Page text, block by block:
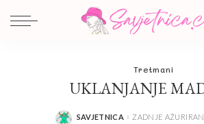
Tretmani
UKLANJANJE
POSTED
SAVJETNICA ZADNJE